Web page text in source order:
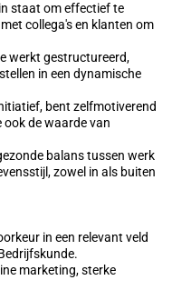
staat om effectief te
collega's en klanten om
werkt gestructureerd,
in een dynamische
bent zelfmotiverend
de waarde van
balans tussen werk
zowel in als buiten
in een relevant veld
marketing, sterke